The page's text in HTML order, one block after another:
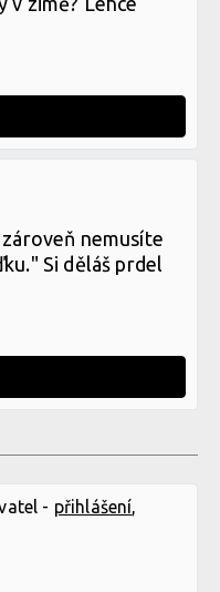
nemusíte
Si děláš prdel
- přihlášení,